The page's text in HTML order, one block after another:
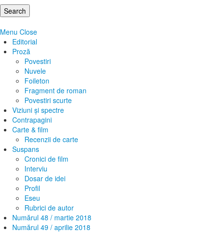
Menu Close
Editorial
Proză
Povestiri
Nuvele
Foileton
Fragment de roman
Povestiri scurte
Viziuni și spectre
Contrapagini
Carte & film
Recenzii de carte
Suspans
Cronici de film
Interviu
Dosar de idei
Profil
Eseu
Rubrici de autor
Numărul 48 / martie 2018
Numărul 49 / aprilie 2018